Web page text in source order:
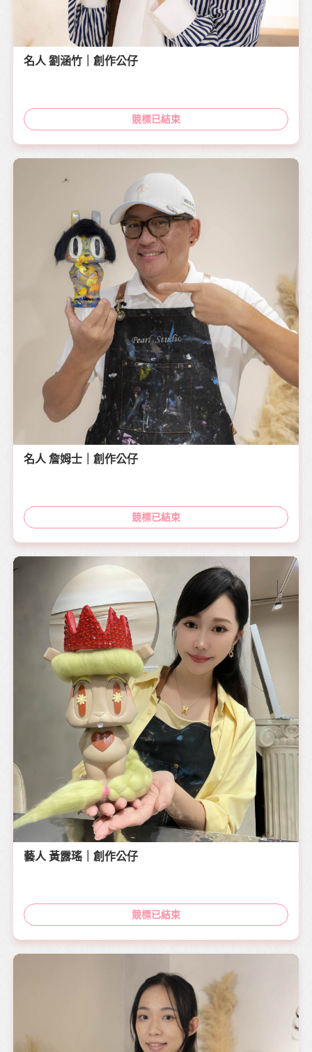
名人 劉涵竹｜創作公仔
競標已結束
名人 詹姆士｜創作公仔
競標已結束
藝人 黃露瑤｜創作公仔
競標已結束